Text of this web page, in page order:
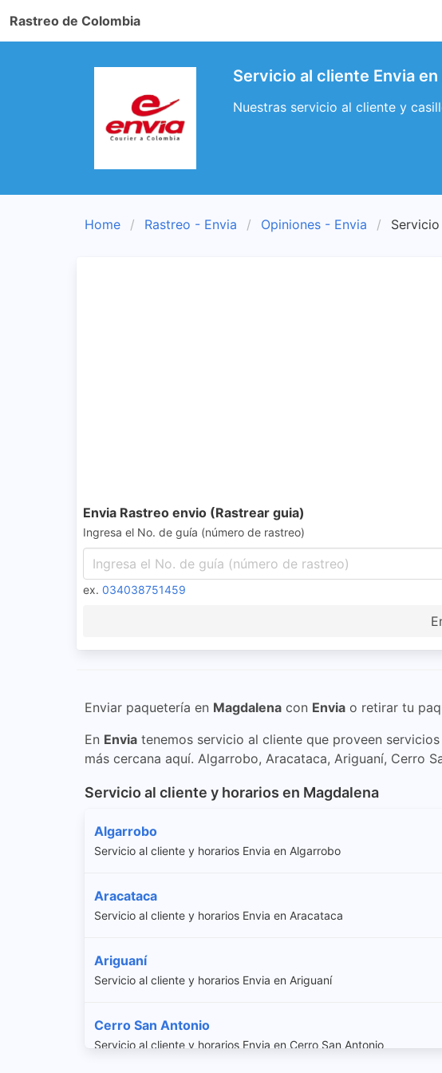
Rastreo de Colombia
Servicio al cliente Envia
Nuestras servicio al cliente y
Home Rastreo - Envia Opiniones - Envia
Envia Rastreo envio (Rastrear guia)
Ingresa el No. de guía (número de rastreo)
ex. 034038751459
Enviar paquetería en Magdalena con Envia o retirar tu
En Envia tenemos servicio al cliente que proveen
más cercana aquí. Algarrobo, Aracataca, Ariguaní, Cerro
Servicio al cliente y horarios en Magdalena
Algarrobo
Servicio al cliente y horarios Envia en Algarrobo
Aracataca
Servicio al cliente y horarios Envia en Aracataca
Ariguaní
Servicio al cliente y horarios Envia en Ariguaní
Cerro San Antonio
Servicio al cliente y horarios Envia en Cerro San Antonio